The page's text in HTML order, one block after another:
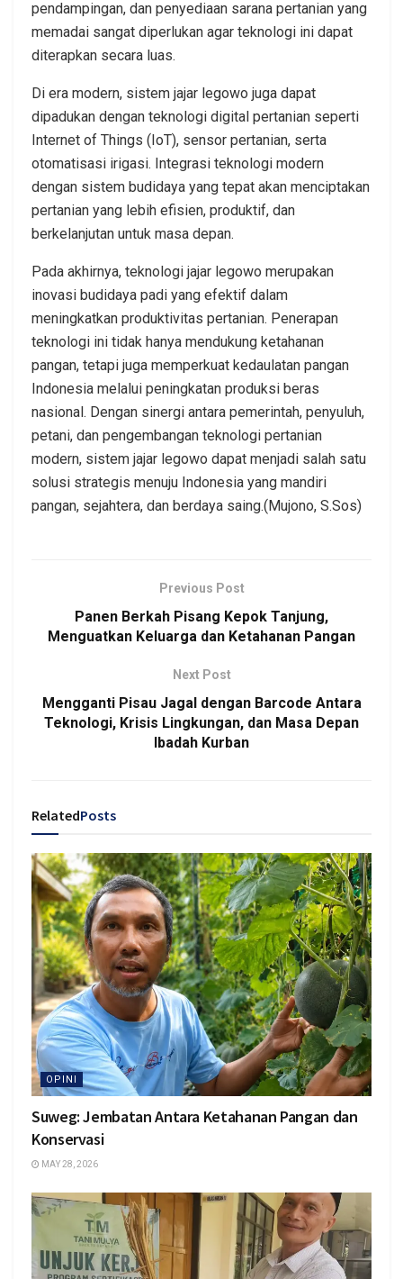
pendampingan, dan penyediaan sarana pertanian yang
memadai sangat diperlukan agar teknologi ini dapat
diterapkan secara luas.
Di era modern, sistem jajar legowo juga dapat
dipadukan dengan teknologi digital pertanian seperti
Internet of Things (IoT), sensor pertanian, serta
otomatisasi irigasi. Integrasi teknologi modern
dengan sistem budidaya yang tepat akan menciptakan
pertanian yang lebih efisien, produktif, dan
berkelanjutan untuk masa depan.
Pada akhirnya, teknologi jajar legowo merupakan
inovasi budidaya padi yang efektif dalam
meningkatkan produktivitas pertanian. Penerapan
teknologi ini tidak hanya mendukung ketahanan
pangan, tetapi juga memperkuat kedaulatan pangan
Indonesia melalui peningkatan produksi beras
nasional. Dengan sinergi antara pemerintah, penyuluh,
petani, dan pengembangan teknologi pertanian
modern, sistem jajar legowo dapat menjadi salah satu
solusi strategis menuju Indonesia yang mandiri
pangan, sejahtera, dan berdaya saing.(Mujono, S.Sos)
Previous Post
Panen Berkah Pisang Kepok Tanjung,
Menguatkan Keluarga dan Ketahanan Pangan
Next Post
Mengganti Pisau Jagal dengan Barcode Antara
Teknologi, Krisis Lingkungan, dan Masa Depan
Ibadah Kurban
RelatedPosts
OPINI
Suweg: Jembatan Antara Ketahanan Pangan dan
Konservasi
MAY 28, 2026